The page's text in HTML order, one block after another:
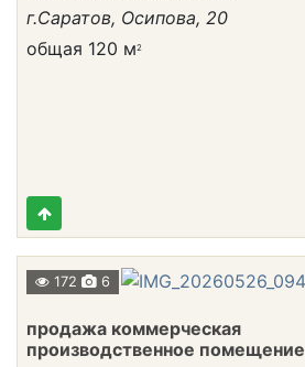
г.Саратов, Осипова, 20
общая 120 м2
172
6
продажа коммерческая
производственное помещение